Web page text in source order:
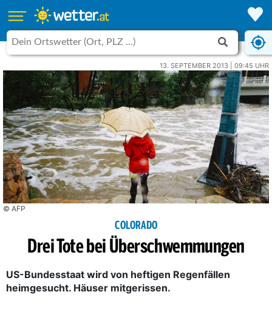
13. SEPTEMBER 2013 | 09:45 UHR
© AFP
COLORADO
Drei Tote bei Überschwemmungen
US-Bundesstaat wird von heftigen Regenfällen
heimgesucht. Häuser mitgerissen.